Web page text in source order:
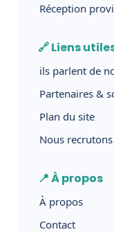
Réception
🔗 Liens
ils parlent de
Partenaires &
Plan du site
Nous recrutons
📍 À propos
À propos
Contact